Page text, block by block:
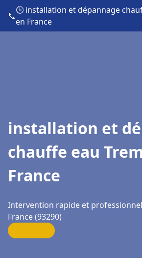
📞
🕒 installation et dépannage
en France
installation et
chauffe eau
France
Intervention rapide et
France (93290)